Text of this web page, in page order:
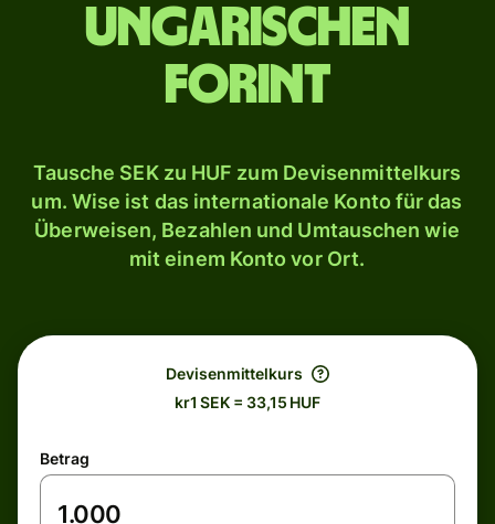
ungarischen
Forint
Tausche SEK zu HUF zum Devisenmittelkurs
um. Wise ist das internationale Konto für das
Überweisen, Bezahlen und Umtauschen wie
mit einem Konto vor Ort.
Devisenmittelkurs
kr1 SEK = 33,15 HUF
Betrag